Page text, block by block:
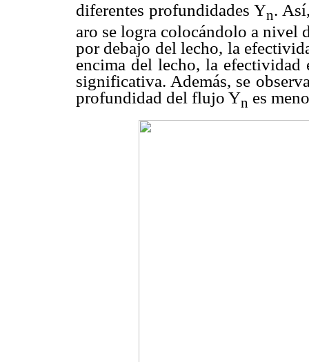
diferentes profundidades Yn.
aro se logra colocándolo a nivel
por debajo del lecho, la
encima del lecho, la efectividad
significativa. Además, se
profundidad del flujo Yn es